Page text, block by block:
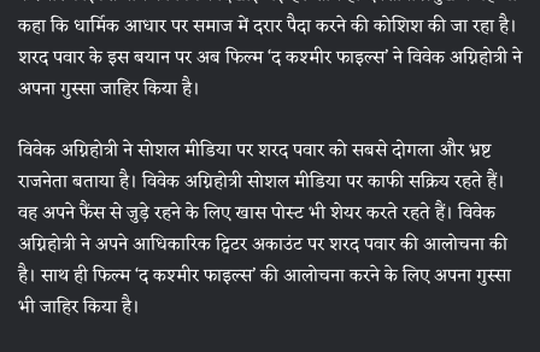
कहा कि धार्मिक आधार पर समाज में दरार पैदा करने की कोशिश की जा रहा है।
शरद पवार के इस बयान पर अब फिल्म ‘द कश्मीर फाइल्स’ ने विवेक अग्निहोत्री ने
अपना गुस्सा जाहिर किया है।
विवेक अग्निहोत्री ने सोशल मीडिया पर शरद पवार को सबसे दोगला और भ्रष्ट
राजनेता बताया है। विवेक अग्निहोत्री सोशल मीडिया पर काफी सक्रिय रहते हैं।
वह अपने फैंस से जुड़े रहने के लिए खास पोस्ट भी शेयर करते रहते हैं। विवेक
अग्निहोत्री ने अपने आधिकारिक ट्विटर अकाउंट पर शरद पवार की आलोचना की
है। साथ ही फिल्म ‘द कश्मीर फाइल्स’ की आलोचना करने के लिए अपना गुस्सा
भी जाहिर किया है।